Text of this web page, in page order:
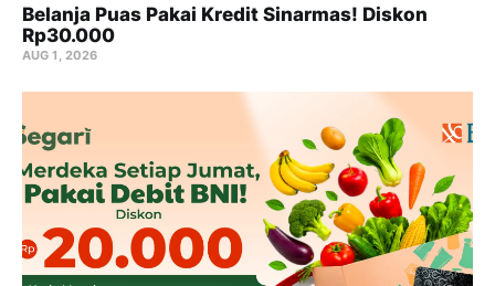
Belanja Puas Pakai Kredit Sinarmas! Diskon
Rp30.000
AUG 1, 2026